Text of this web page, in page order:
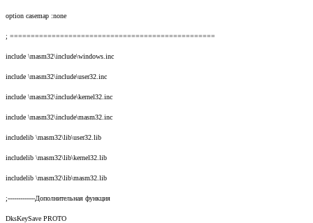
option casemap :none
; =================================================
include \masm32\include\windows.inc
include \masm32\include\user32.inc
include \masm32\include\kernel32.inc
include \masm32\include\masm32.inc
includelib \masm32\lib\user32.lib
includelib \masm32\lib\kernel32.lib
includelib \masm32\lib\masm32.lib
;-------------Дополнительная функция
DksKeySave PROTO